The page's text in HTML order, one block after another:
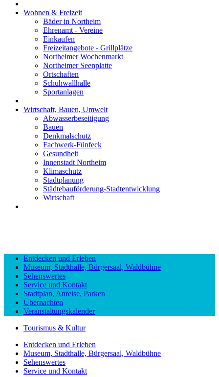
Wohnen & Freizeit
Bäder in Northeim
Ehrenamt - Vereine
Einkaufen
Freizeitangebote - Grillplätze
Northeimer Wochenmarkt
Northeimer Seenplatte
Ortschaften
Schuhwallhalle
Sportanlagen
Wirtschaft, Bauen, Umwelt
Abwasserbeseitigung
Bauen
Denkmalschutz
Fachwerk-Fünfeck
Gesundheit
Innenstadt Northeim
Klimaschutz
Stadtplanung
Städtebauförderung-Stadtentwicklung
Wirtschaft
Entdecken und Erleben
Museum, Stadthalle, Bürgersaal, Waldbühne
Sehenswertes
Service und Kontakt
Stadtplan, Anreise, Parken
Übernachten
Veranstaltungskalender
Tourismus & Kultur
Entdecken und Erleben
Museum, Stadthalle, Bürgersaal, Waldbühne
Sehenswertes
Service und Kontakt